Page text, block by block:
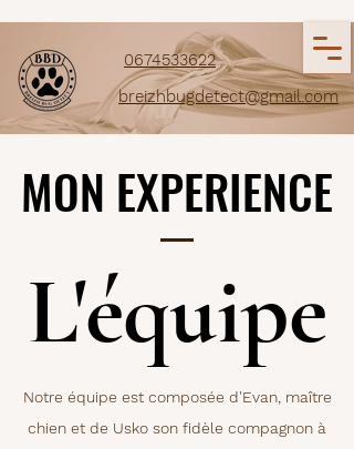
0674533622
breizhbugdetect@gmail.com
MON EXPERIENCE
MON EXPERIENCE
L'équipe
L'équipe
Notre équipe est composée d'Evan, maître
chien et de Usko son fidèle compagnon à